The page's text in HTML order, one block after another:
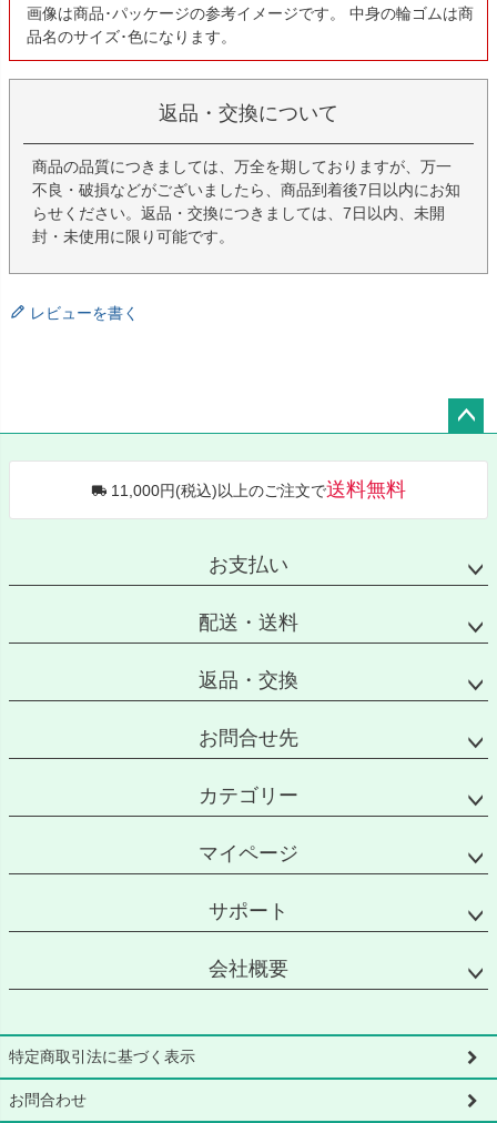
画像は商品･パッケージの参考イメージです。 中身の輪ゴムは商
品名のサイズ･色になります。
返品・交換について
商品の品質につきましては、万全を期しておりますが、万一
不良・破損などがございましたら、商品到着後7日以内にお知
らせください。返品・交換につきましては、7日以内、未開
封・未使用に限り可能です。
レビューを書く
へ
11,000円(税込)以上のご注文で送料無料
お支払い
配送・送料
返品・交換
お問合せ先
カテゴリー
マイページ
サポート
会社概要
特定商取引法に基づく表示
お問合わせ